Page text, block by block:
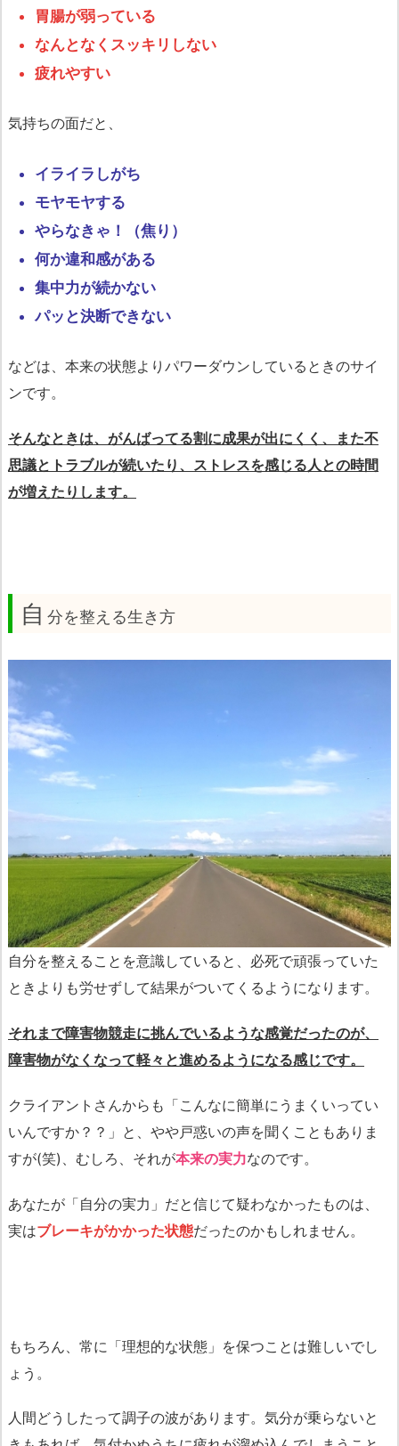
胃腸が弱っている
なんとなくスッキリしない
疲れやすい
気持ちの面だと、
イライラしがち
モヤモヤする
やらなきゃ！（焦り）
何か違和感がある
集中力が続かない
パッと決断できない
などは、本来の状態よりパワーダウンしているときのサイ
ンです。
そんなときは、がんばってる割に成果が出にくく、また不
思議とトラブルが続いたり、ストレスを感じる人との時間
が増えたりします。
自 分を整える生き方
自分を整えることを意識していると、必死で頑張っていた
ときよりも労せずして結果がついてくるようになります。
それまで障害物競走に挑んでいるような感覚だったのが、
障害物がなくなって軽々と進めるようになる感じです。
クライアントさんからも「こんなに簡単にうまくいってい
いんですか？？」と、やや戸惑いの声を聞くこともありま
すが(笑)、むしろ、それが本来の実力なのです。
あなたが「自分の実力」だと信じて疑わなかったものは、
実はブレーキがかかった状態だったのかもしれません。
もちろん、常に「理想的な状態」を保つことは難しいでし
ょう。
人間どうしたって調子の波があります。気分が乗らないと